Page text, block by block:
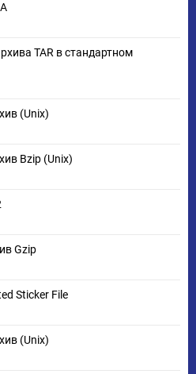
TAR в стандартном
(Unix)
Bzip (Unix)
Gzip
Sticker File
(Unix)